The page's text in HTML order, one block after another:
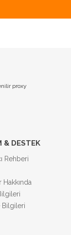
proxy
& DESTEK
Rehberi
Bilgileri